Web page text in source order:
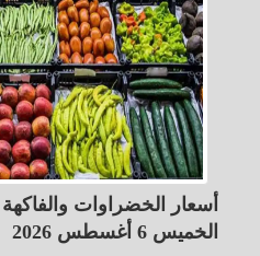
أسعار الخضراوات والفاكهة
الخميس 6 أغسطس 2026